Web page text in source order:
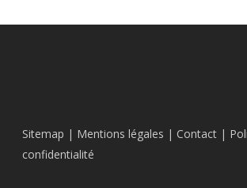
Sitemap | Mentions légales | Contact |
confidentialité